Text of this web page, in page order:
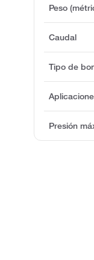
Peso
Caudal
Tipo de
Presión